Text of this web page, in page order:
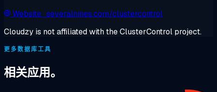
Website· severalnines.com/clustercontrol
Cloudzy is not affiliated with the ClusterControl project.
更多数据库工具
相关应用。